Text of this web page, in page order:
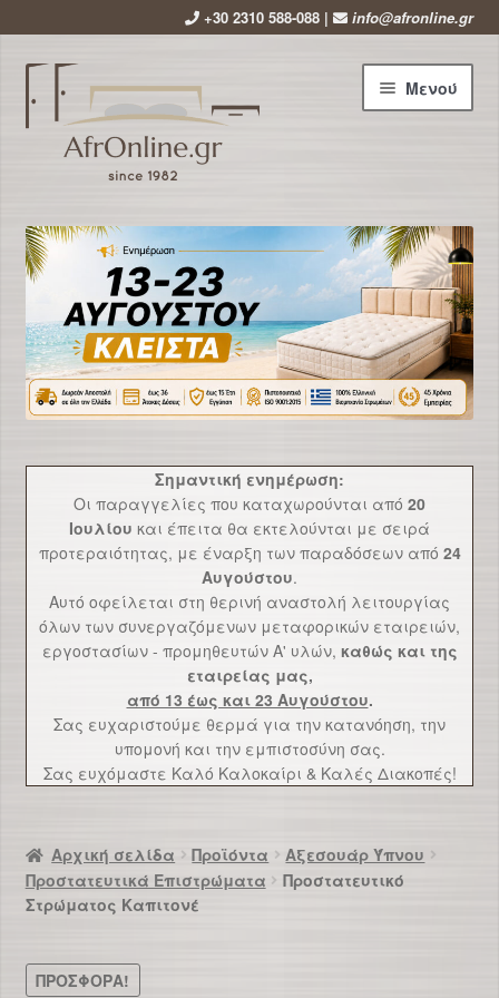
+30 2310 588-088 | info@afronline.gr
Απευθείας
μετάβαση
στην
πλοήγηση
Μετάβαση
σε
περιεχόμενο
Μενού
Εταιρεία
Προϊόντα
υπό-
μενού
Χρήσιμα
Επικοινωνία
Σημαντική ενημέρωση:
Οι παραγγελίες που καταχωρούνται από 20
Ιουλίου και έπειτα θα εκτελούνται με σειρά
προτεραιότητας, με έναρξη των παραδόσεων από 24
Αυγούστου.
Αυτό οφείλεται στη θερινή αναστολή λειτουργίας
όλων των συνεργαζόμενων μεταφορικών εταιρειών,
εργοστασίων - προμηθευτών Α' υλών, καθώς και της
εταιρείας μας,
από 13 έως και 23 Αυγούστου.
Σας ευχαριστούμε θερμά για την κατανόηση, την
υπομονή και την εμπιστοσύνη σας.
Σας ευχόμαστε Καλό Καλοκαίρι & Καλές Διακοπές!
Αρχική σελίδα Προϊόντα
Αξεσουάρ Ύπνου
Προστατευτικά Επιστρώματα
Προστατευτικό
Στρώματος Καπιτονέ
ΠΡΟΣΦΟΡΑ!